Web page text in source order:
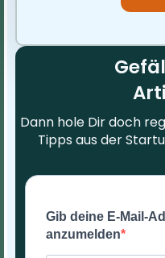
Dann hole Dir doch
Tipps aus der
Gib deine E-Mail-
anzumelden